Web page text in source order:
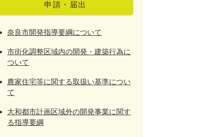
申請・届出
奈良市開発指導要綱について
市街化調整区域内の開発・建築行為に
ついて
農家住宅等に関する取扱い基準につい
て
大和都市計画区域外の開発事業に関す
る指導要綱